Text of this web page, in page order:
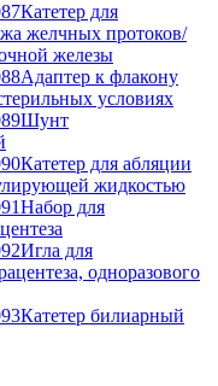
Катетер для
желчных протоков/
железы
Адаптер к флакону
условиях
Шунт
Катетер для абляции
жидкостью
Набор для
Игла для
одноразового
Катетер билиарный